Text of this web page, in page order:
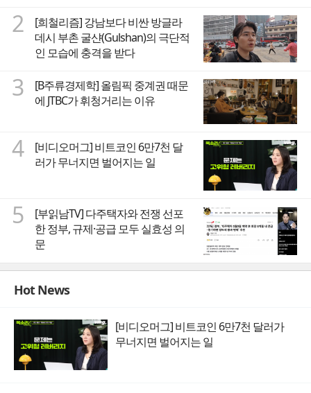
2
[희철리즘] 강남보다 비싼 방글라
데시 부촌 굴샨(Gulshan)의 극단적
인 모습에 충격을 받다
3
[B주류경제학] 올림픽 중계권 때문
에 JTBC가 휘청거리는 이유
4
[비디오머그] 비트코인 6만7천 달
러가 무너지면 벌어지는 일
5
[부읽남TV] 다주택자와 전쟁 선포
한 정부, 규제·공급 모두 실효성 의
문
Hot News
[비디오머그] 비트코인 6만7천 달러가
무너지면 벌어지는 일